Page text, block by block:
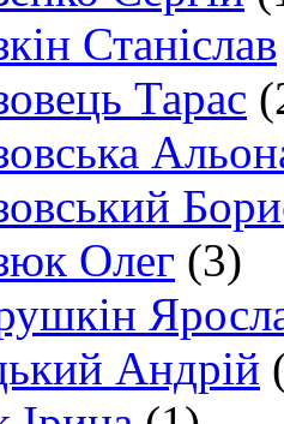
Станіслав
Тарас
Олег (3)
Андрій